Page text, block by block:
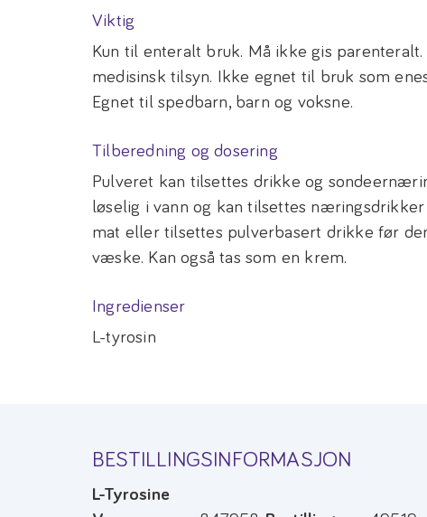
Viktig
Kun til enteralt bruk. Må ikke gis
medisinsk tilsyn. Ikke egnet til bruk som
Egnet til spedbarn, barn og voksne.
Tilberedning og dosering
Pulveret kan tilsettes drikke og
løselig i vann og kan tilsettes
mat eller tilsettes pulverbasert drikke før
væske. Kan også tas som en krem.
Ingredienser
L-tyrosin
BESTILLINGSINFORMASJON
L-Tyrosine